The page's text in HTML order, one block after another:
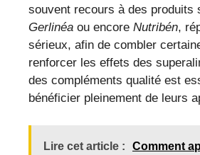
souvent recours à des produits
Gerlinéa ou encore Nutribén,
sérieux, afin de combler
renforcer les effets des
des compléments qualité est
bénéficier pleinement de leurs
Lire cet article :
Comment